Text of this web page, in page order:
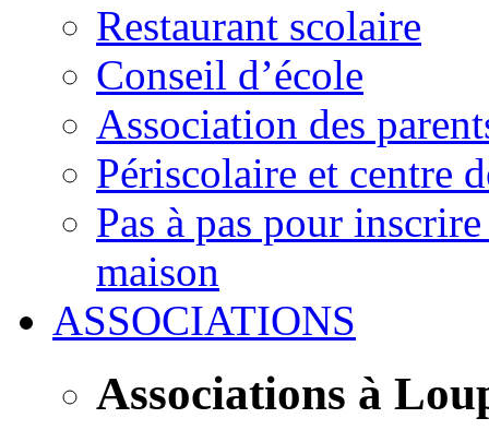
Restaurant scolaire
Conseil d’école
Association des
Périscolaire et centre
Pas à pas pour
maison
ASSOCIATIONS
Associations à